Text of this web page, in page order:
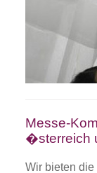
Messe-
�sterreich
Wir bieten